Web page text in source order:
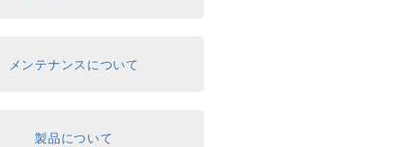
メンテナンスについて
製品について